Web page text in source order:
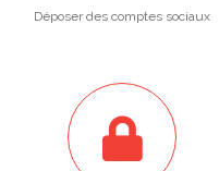
Déposer des comptes sociaux